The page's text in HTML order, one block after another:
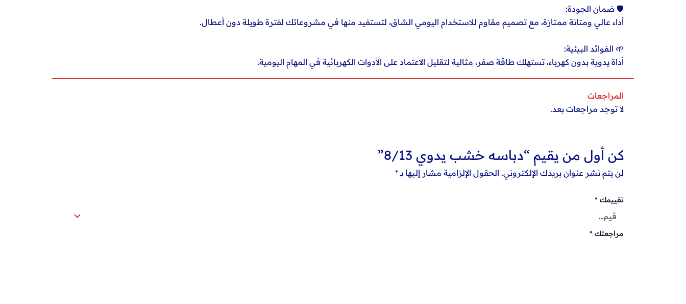
🛡️ ضمان الجودة:
أداء عالي ومتانة ممتازة، مع تصميم مقاوم للاستخدام اليومي الشاق، لتستفيد منها في مشروعاتك لفترة طويلة دون أعطال.
🌱 الفوائد البيئية:
أداة يدوية بدون كهرباء، تستهلك طاقة صفر، مثالية لتقليل الاعتماد على الأدوات الكهربائية في المهام اليومية.
المراجعات
لا توجد مراجعات بعد.
كن أول من يقيم “دباسه خشب يدوي 8/13”
لن يتم نشر عنوان بريدك الإلكتروني. الحقول الإلزامية مشار إليها بـ*
تقييمك *
مراجعتك *